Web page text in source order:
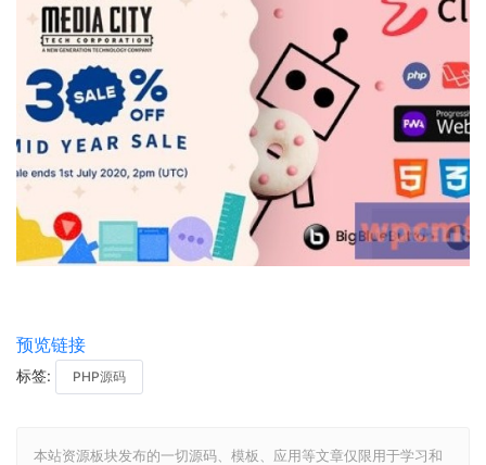
预览链接
标签: PHP源码
本站资源板块发布的一切源码、模板、应用等文章仅限用于学习和